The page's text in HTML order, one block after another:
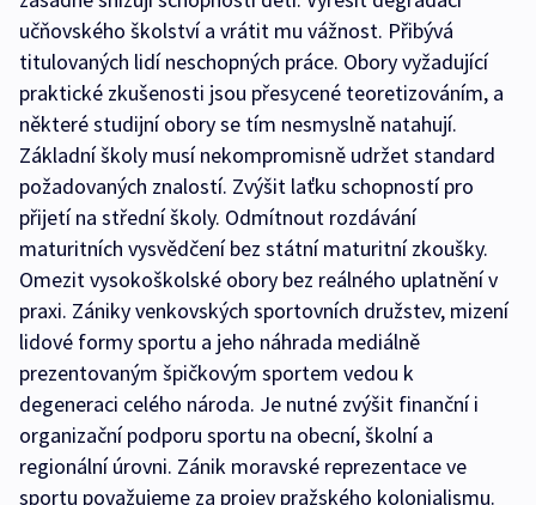
učňovského školství a vrátit mu vážnost. Přibývá
titulovaných lidí neschopných práce. Obory vyžadující
praktické zkušenosti jsou přesycené teoretizováním, a
některé studijní obory se tím nesmyslně natahují.
Základní školy musí nekompromisně udržet standard
požadovaných znalostí. Zvýšit laťku schopností pro
přijetí na střední školy. Odmítnout rozdávání
maturitních vysvědčení bez státní maturitní zkoušky.
Omezit vysokoškolské obory bez reálného uplatnění v
praxi. Zániky venkovských sportovních družstev, mizení
lidové formy sportu a jeho náhrada mediálně
prezentovaným špičkovým sportem vedou k
degeneraci celého národa. Je nutné zvýšit finanční i
organizační podporu sportu na obecní, školní a
regionální úrovni. Zánik moravské reprezentace ve
sportu považujeme za projev pražského kolonialismu.